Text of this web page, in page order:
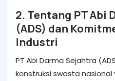
2. Tentang PT Abi
(ADS) dan
Industri
PT Abi Darma Sejahtra
konstruksi swasta